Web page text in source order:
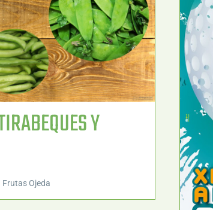
Y
Frutas Ojeda